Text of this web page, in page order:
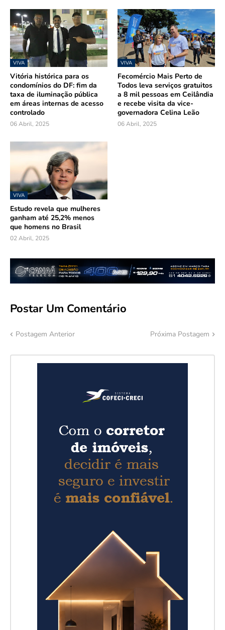
VIVA
Vitória histórica para os
condomínios do DF: fim da
taxa de iluminação pública
em áreas internas de acesso
controlado
06 Abril, 2025
VIVA
Fecomércio Mais Perto de
Todos leva serviços gratuitos
a 8 mil pessoas em Ceilândia
e recebe visita da vice-
governadora Celina Leão
06 Abril, 2025
VIVA
Estudo revela que mulheres
ganham até 25,2% menos
que homens no Brasil
02 Abril, 2025
Postar Um Comentário
Postagem Anterior Próxima Postagem